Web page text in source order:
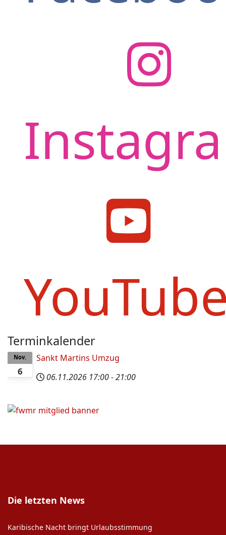
Terminkalender
6
Nov.
Sankt Martins Umzug
06.11.2026 17:00-21:00
Die letzten News
Karibische Nacht bringt Urlaubsstimmung